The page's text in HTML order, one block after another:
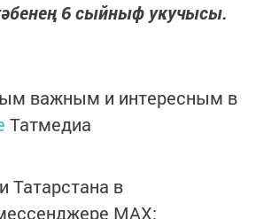
6 сыйныф укучысы.
важным и интересным в
Татмедиа
Татарстана в
MАХ: